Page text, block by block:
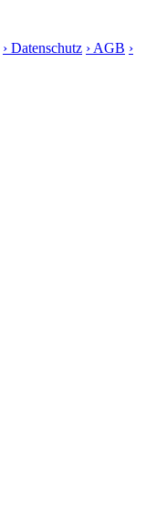
› Datenschutz › AGB ›